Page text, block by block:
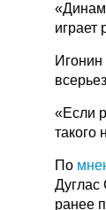
играет
Игонин
«Если
такого
По
Дуглас
ранее